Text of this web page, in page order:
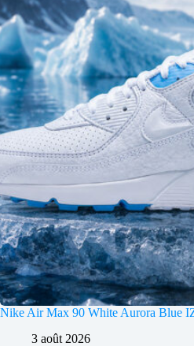
Nike Air Max 90 White Aurora Blue
3 août 2026